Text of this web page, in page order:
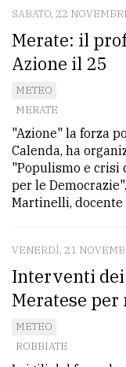
CERCA
Cerca
per
comune
Ricerca
avanzata
LE
PRIVACY
SABATO, 22
Merate: il
Azione il 25
METEO
MERATE
"Azione" la forza
Calenda, ha
"Populismo e crisi
per le
Martinelli,
VENERDÌ, 21
Interventi
Meratese per
METEO
ROBBIATE